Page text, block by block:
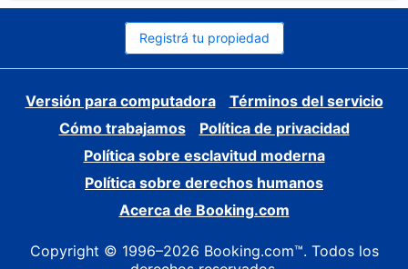
Registrá tu propiedad
Versión para computadora
Términos del servicio
Cómo trabajamos
Política de privacidad
Política sobre esclavitud moderna
Política sobre derechos humanos
Acerca de Booking.com
Copyright © 1996–2026 Booking.com™. Todos los